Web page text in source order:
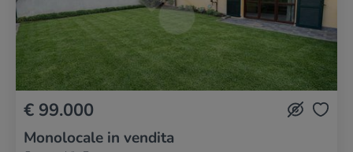
€ 99.000
Monolocale in vendita